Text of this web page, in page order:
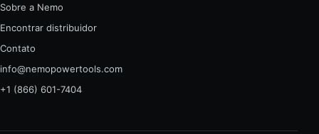
Sobre a Nemo
Encontrar distribuidor
Contato
info@nemopowertools.com
+1 (866) 601-7404